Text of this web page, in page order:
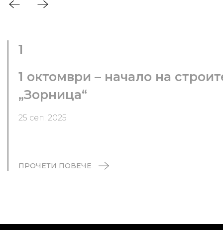
1
1 октомври – начало на
„Зорница“
25 сеп. 2025
ПРОЧЕТИ ПОВЕЧЕ